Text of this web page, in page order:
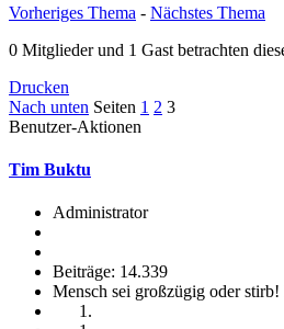
Vorheriges Thema - Nächstes Thema
0 Mitglieder und 1 Gast betrachten
Drucken
Nach unten Seiten 1 2 3
Benutzer-Aktionen
Tim Buktu
Administrator
Beiträge: 14.339
Mensch sei großzügig oder